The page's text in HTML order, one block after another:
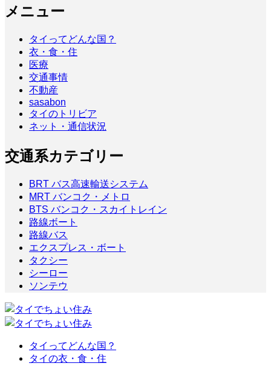
メニュー
タイってどんな国？
衣・食・住
医療
交通事情
不動産
sasabon
タイのトリビア
ネット・通信状況
交通系カテゴリー
BRT バス高速輸送システム
MRT バンコク・メトロ
BTS バンコク・スカイトレイン
路線ボート
路線バス
エクスプレス・ボート
タクシー
シーロー
ソンテウ
タイってどんな国？
タイの衣・食・住